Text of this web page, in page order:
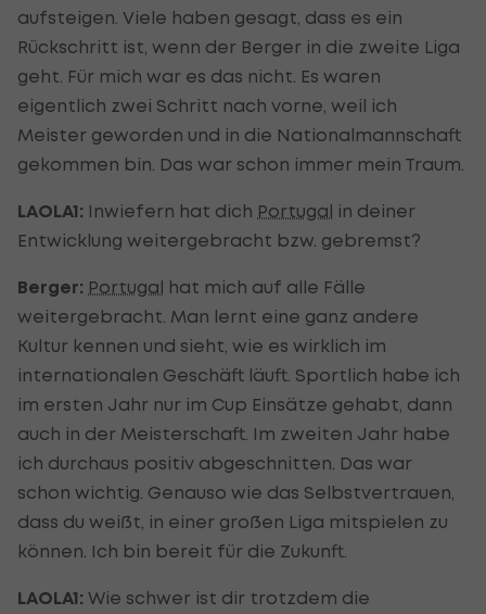
aufsteigen. Viele haben gesagt, dass es ein
Rückschritt ist, wenn der Berger in die zweite Liga
geht. Für mich war es das nicht. Es waren
eigentlich zwei Schritt nach vorne, weil ich
Meister geworden und in die Nationalmannschaft
gekommen bin. Das war schon immer mein Traum.
LAOLA1: Inwiefern hat dich Portugal in deiner
Entwicklung weitergebracht bzw. gebremst?
Berger: Portugal hat mich auf alle Fälle
weitergebracht. Man lernt eine ganz andere
Kultur kennen und sieht, wie es wirklich im
internationalen Geschäft läuft. Sportlich habe ich
im ersten Jahr nur im Cup Einsätze gehabt, dann
auch in der Meisterschaft. Im zweiten Jahr habe
ich durchaus positiv abgeschnitten. Das war
schon wichtig. Genauso wie das Selbstvertrauen,
dass du weißt, in einer großen Liga mitspielen zu
können. Ich bin bereit für die Zukunft.
LAOLA1: Wie schwer ist dir trotzdem die